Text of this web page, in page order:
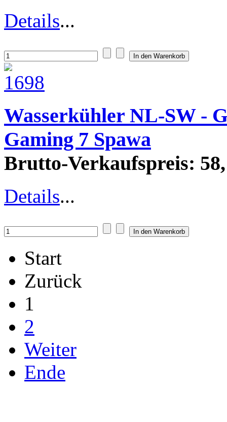
Details...
Wasserkühler NL-SW -
Gaming 7 Spawa
Brutto-Verkaufspreis:
Details...
Start
Zurück
1
2
Weiter
Ende